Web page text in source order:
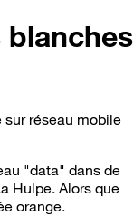
blanches
sur réseau mobile
"data" dans de
Hulpe. Alors que
orange.